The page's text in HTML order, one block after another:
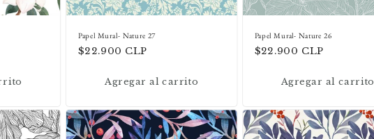
Papel Mural- Nature 27
Precio
$22.900 CLP
Agregar al carrito
Papel Mural- Nature 26
Precio
$22.900 CLP
Agregar al carrito